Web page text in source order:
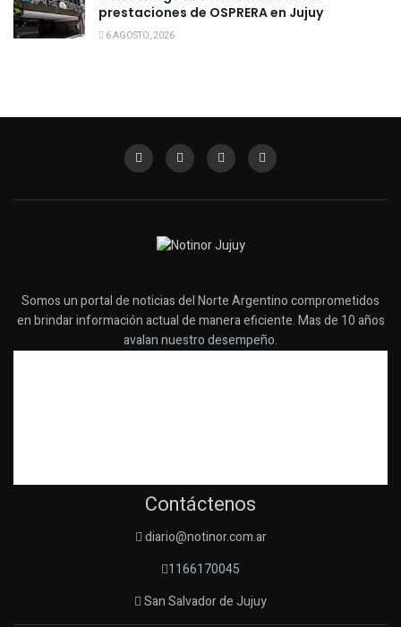
prestaciones de OSPRERA en Jujuy
6 AGOSTO, 2026
Somos un portal de noticias del Norte Argentino comprometidos
en brindar información actual de manera eficiente. Mas de 10 años
avalan nuestro desempeño.
Contáctenos
diario@notinor.com.ar
1166170045
San Salvador de Jujuy